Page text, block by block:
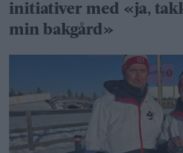
initiativer med «ja,
min bakgård»